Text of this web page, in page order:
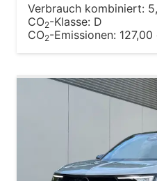
Verbrauch kombiniert:
CO2-Klasse: D
CO2-Emissionen: